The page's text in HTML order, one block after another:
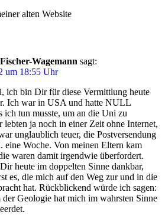
alten Website
Wagemann sagt:
um 18:55 Uhr
ich bin Dir für diese Vermittlung heute
Ich war in USA und hatte NULL
ich tun musste, um an die Uni zu
lebten ja noch in einer Zeit ohne Internet,
unglaublich teuer, die Postversendung
eine Woche. Von meinen Eltern kam
waren damit irgendwie überfordert.
heute im doppelten Sinne dankbar,
es, die mich auf den Weg zur und in die
hat. Rückblickend würde ich sagen:
der Geologie hat mich im wahrsten Sinne